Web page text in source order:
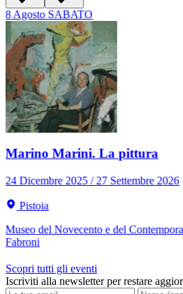
8Agosto SABATO
Marino Marini. La pittura
24 Dicembre 2025 / 27 Settembre 2026
Pistoia
Museo del Novecento e del
Fabroni
Scopri tutti gli eventi
Iscriviti alla newsletter per restare